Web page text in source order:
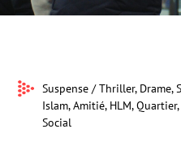
Suspense / Thriller, Drame,
Islam, Amitié, HLM,
Social